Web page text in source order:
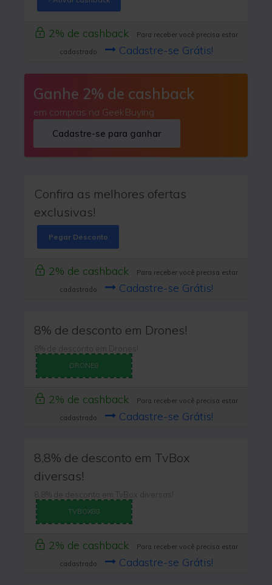
2% de cashback
Para receber você precisa estar
cadastrado
Cadastre-se Grátis!
Ganhe 2% de cashback
em compras na GeekBuying
Cadastre-se para ganhar
Confira as melhores ofertas
exclusivas!
Pegar Desconto
2% de cashback
Para receber você precisa estar
cadastrado
Cadastre-se Grátis!
8% de desconto em Drones!
8% de desconto em Drones!
DRONE8
2% de cashback
Para receber você precisa estar
cadastrado
Cadastre-se Grátis!
8,8% de desconto em TvBox
diversas!
8,8% de desconto em TvBox diversas!
TVBOX88
2% de cashback
Para receber você precisa estar
cadastrado
Cadastre-se Grátis!